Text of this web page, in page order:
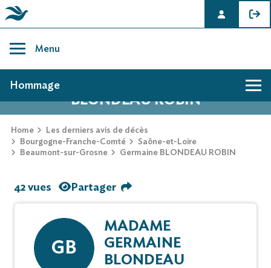
content
Menu
AVIS DE DÉCÈS DE GERMAINE
BLONDEAU ROBIN
Home
Les derniers avis de décès
Bourgogne-Franche-Comté
Saône-et-Loire
Beaumont-sur-Grosne
Germaine BLONDEAU ROBIN
Hommage
42 vues Partager
GB
MADAME
GERMAINE
BLONDEAU